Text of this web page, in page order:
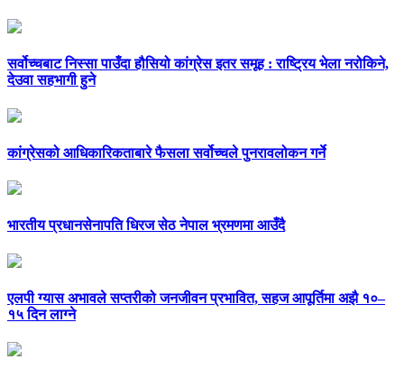
सर्वोच्चबाट निस्सा पाउँदा हौसियो कांग्रेस इतर समूह : राष्ट्रिय भेला नरोकिने,
देउवा सहभागी हुने
कांग्रेसको आधिकारिकताबारे फैसला सर्वोच्चले पुनरावलोकन गर्ने
भारतीय प्रधानसेनापति धिरज सेठ नेपाल भ्रमणमा आउँदै
एलपी ग्यास अभावले सप्तरीको जनजीवन प्रभावित, सहज आपूर्तिमा अझै १०–
१५ दिन लाग्ने